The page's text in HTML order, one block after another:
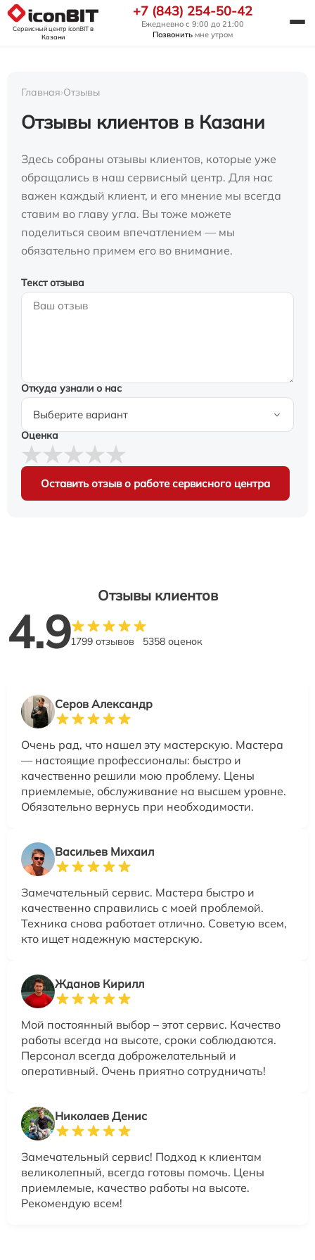
Сервисный центр iconBITв
Казани
+7 (843) 254-50-42
Ежедневно с 9:00 до 21:00
Позвонить мне утром
Главная›Отзывы
Отзывы клиентов в Казани
Здесь собраны отзывы клиентов, которые уже
обращались в наш сервисный центр. Для нас
важен каждый клиент, и его мнение мы всегда
ставим во главу угла. Вы тоже можете
поделиться своим впечатлением — мы
обязательно примем его во внимание.
Текст отзыва
Откуда узнали о нас
Оценка
Оставить отзыв о работе сервисного центра
Отзывы клиентов
4.91799 отзывов 5358 оценок
Серов Александр
Очень рад, что нашел эту мастерскую. Мастера
— настоящие профессионалы: быстро и
качественно решили мою проблему. Цены
приемлемые, обслуживание на высшем уровне.
Обязательно вернусь при необходимости.
Васильев Михаил
Замечательный сервис. Мастера быстро и
качественно справились с моей проблемой.
Техника снова работает отлично. Советую всем,
кто ищет надежную мастерскую.
Жданов Кирилл
Мой постоянный выбор – этот сервис. Качество
работы всегда на высоте, сроки соблюдаются.
Персонал всегда доброжелательный и
оперативный. Очень приятно сотрудничать!
Николаев Денис
Замечательный сервис! Подход к клиентам
великолепный, всегда готовы помочь. Цены
приемлемые, качество работы на высоте.
Рекомендую всем!